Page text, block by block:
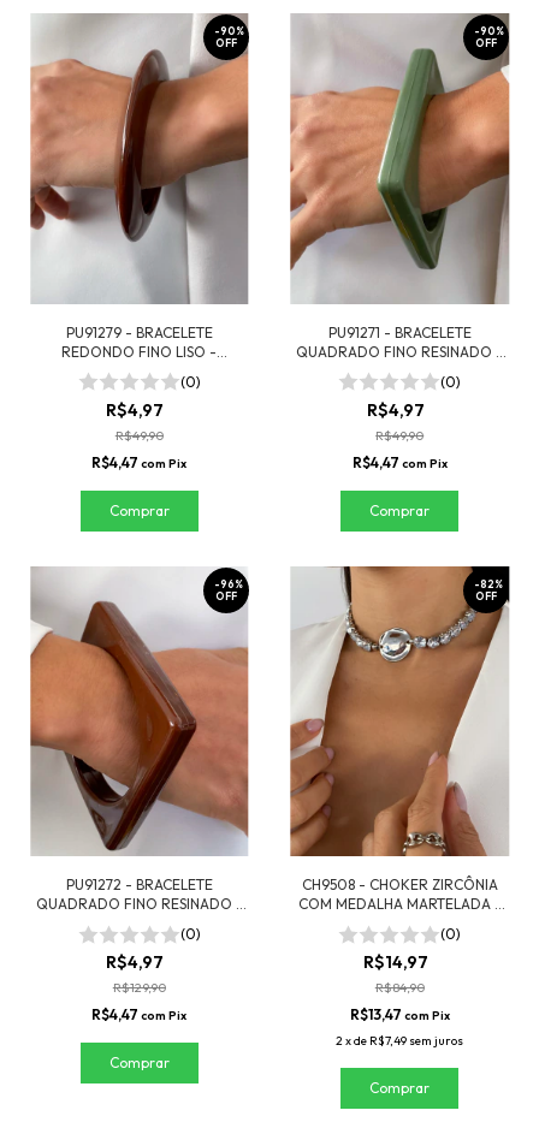
PU91279 - BRACELETE
REDONDO FINO LISO -
MARROM ESCURO
(0)
R$4,97
-90%
OFF
R$49,90
R$4,47com Pix
PU91271 - BRACELETE
QUADRADO FINO RESINADO -
VERDE
(0)
R$4,97
-90%
OFF
R$49,90
R$4,47 com Pix
PU91272 - BRACELETE
QUADRADO FINO RESINADO -
MARROM
(0)
R$4,97
-96%
OFF
R$129,90
R$4,47com Pix
CH9508 - CHOKER ZIRCÔNIA
COM MEDALHA MARTELADA -
FOLHEADO A PRATA 925
(0)
R$14,97
-82%
OFF
R$84,90
R$13,47 com Pix
2xde R$7,49 sem juros